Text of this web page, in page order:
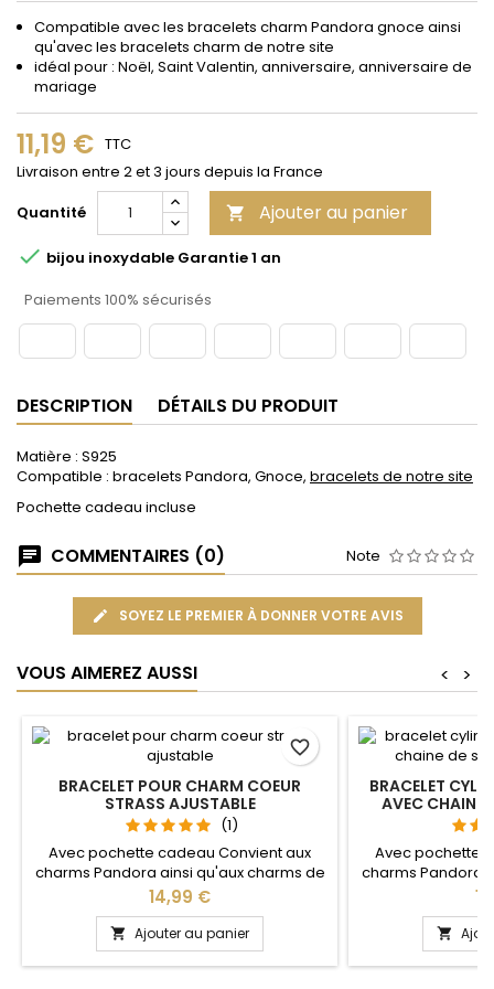
Compatible avec les bracelets charm Pandora gnoce ainsi
qu'avec les bracelets charm de notre site
idéal pour : Noël, Saint Valentin, anniversaire, anniversaire de
mariage
11,19 € TTC
Livraison entre 2 et 3 jours depuis la France
Quantité
 Ajouter au panier
 bijou inoxydable Garantie 1 an
Paiements 100% sécurisés
DESCRIPTION DÉTAILS DU PRODUIT
Matière : S925
Compatible : bracelets Pandora, Gnoce, bracelets de notre site
Pochette cadeau incluse
COMMENTAIRES (0) Note
SOYEZ LE PREMIER À DONNER VOTRE AVIS
VOUS AIMEREZ AUSSI >
<
BRACELET POUR CHARM COEUR
STRASS AJUSTABLE
(1)
Avec pochette cadeau Convient aux
charms Pandora ainsi qu'aux charms de
notre site idéal pour : Noël, Saint Valentin,
anniversaire, anniversaire de mariage La
partie ajustable se détache d'un coté
pour passer les charms par simple
pression sur le bouton Ajustable pour
Prix
14,99 €
 Ajouter au panier
favorite_border
BRACELET
AVEC CHAINE
Avec pochette
charms Pandora
notre site idéal
anniversaire,
Plusieurs tailles
cm Pour la
2cm en
